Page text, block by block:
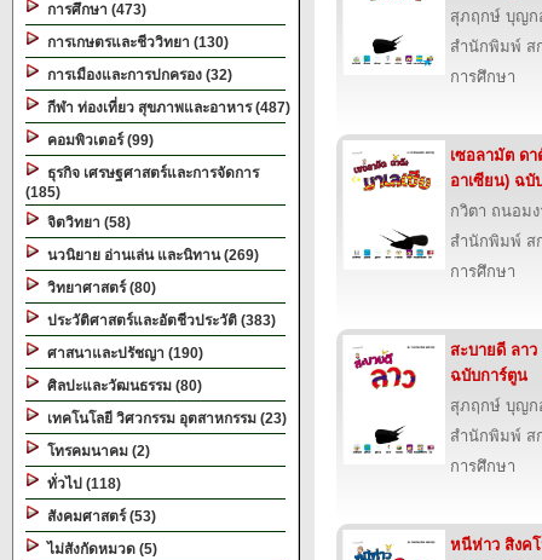
การศึกษา (473)
การเกษตรและชีววิทยา (130)
การเมืองและการปกครอง (32)
กีฬา ท่องเที่ยว สุขภาพและอาหาร (487)
คอมพิวเตอร์ (99)
ธุรกิจ เศรษฐศาสตร์และการจัดการ
(185)
จิตวิทยา (58)
นวนิยาย อ่านเล่น และนิทาน (269)
วิทยาศาสตร์ (80)
ประวัติศาสตร์และอัตชีวประวัติ (383)
ศาสนาและปรัชญา (190)
ศิลปะและวัฒนธรรม (80)
เทคโนโลยี วิศวกรรม อุตสาหกรรม (23)
โทรคมนาคม (2)
ทั่วไป (118)
สังคมศาสตร์ (53)
ไม่สังกัดหมวด (5)
สุภฤกษ์ บุญก
สำนักพิมพ์ ส
การศึกษา
เซอลามัต ด
อาเซียน) ฉบั
กวิตา ถนอม
สำนักพิมพ์ ส
การศึกษา
สะบายดี ลา
ฉบับการ์ตูน
สุภฤกษ์ บุญก
สำนักพิมพ์ ส
การศึกษา
หนีห่าว สิงค